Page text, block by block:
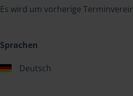
Es wird um vorherige
Sprachen
Deutsch